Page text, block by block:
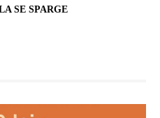
SE SPARGE